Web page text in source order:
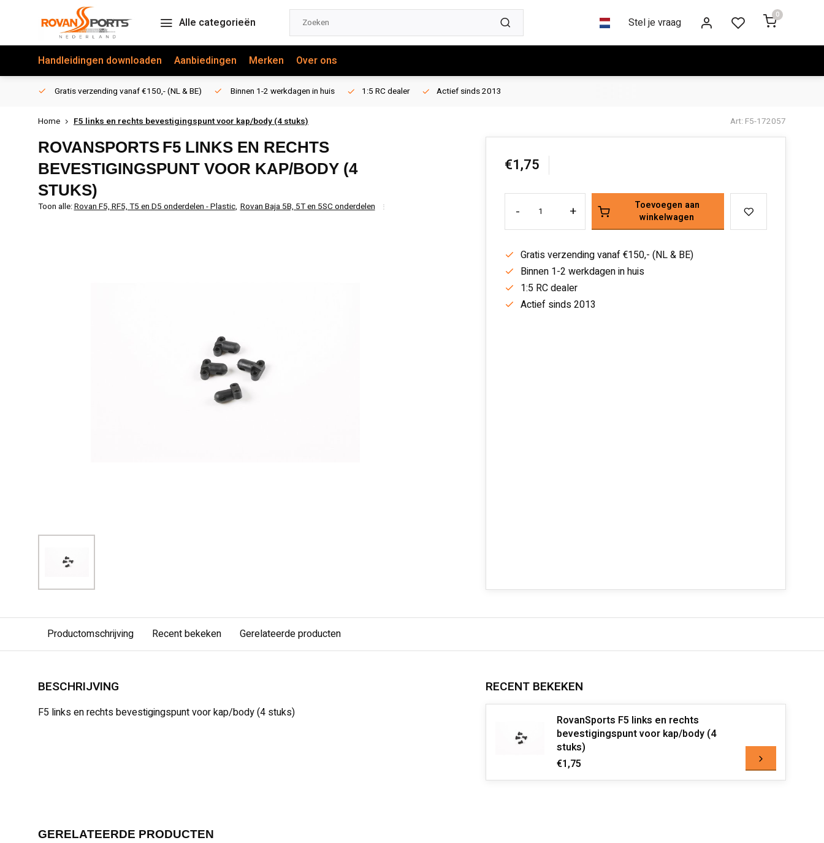
Alle categorieën Stel je vraag
0
Handleidingen downloaden Aanbiedingen Merken Over ons
Gratis verzending vanaf €150,- (NL & BE) Binnen 1-2 werkdagen in huis 1:5 RC dealer Actief sinds 2013
Home F5 links en rechts bevestigingspunt voor kap/body (4 stuks) Art: F5-172057
ROVANSPORTS F5 LINKS EN RECHTS
BEVESTIGINGSPUNT VOOR KAP/BODY (4
STUKS)
Toon alle:Rovan F5, RF5, T5 en D5 onderdelen - Plastic, Rovan Baja 5B, 5T en 5SC onderdelen
€1,75
- +
Toevoegen aan
winkelwagen
Gratis verzending vanaf €150,- (NL & BE)
Binnen 1-2 werkdagen in huis
1:5 RC dealer
Actief sinds 2013
Productomschrijving Recent bekeken Gerelateerde producten
BESCHRIJVING
F5 links en rechts bevestigingspunt voor kap/body (4 stuks)
RECENT BEKEKEN
RovanSports F5 links en rechts
bevestigingspunt voor kap/body (4
stuks)
€1,75
GERELATEERDE PRODUCTEN